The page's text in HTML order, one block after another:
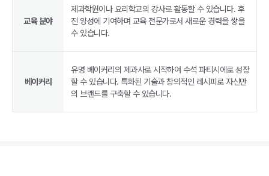
교육 분야
제과학원이나 요리학교의 강사로 활동할 수 있습니다. 후
진 양성에 기여하며 교육 전문가로서 새로운 경력을 쌓을
수 있습니다.
베이커리
유명 베이커리의 제과사로 시작하여 수석 파티시에로 성장
할 수 있습니다. 특화된 기술과 창의적인 레시피로 자신만
의 브랜드를 구축할 수 있습니다.